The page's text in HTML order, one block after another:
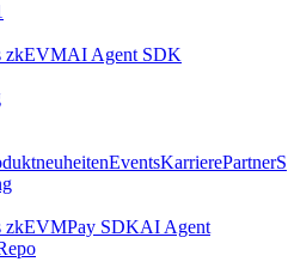
zkEVMAI Agent SDK
EventsKarrierePartnerS
zkEVMPay SDKAI Agent